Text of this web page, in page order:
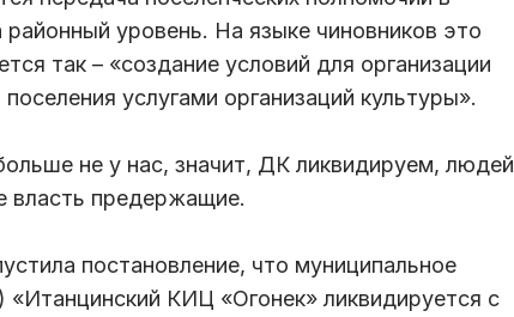
уровень. На языке чиновников это
так – «создание условий для организации
услугами организаций культуры».
не у нас, значит, ДК ликвидируем, людей
власть предержащие.
постановление, что муниципальное
КИЦ «Огонек» ликвидируется с